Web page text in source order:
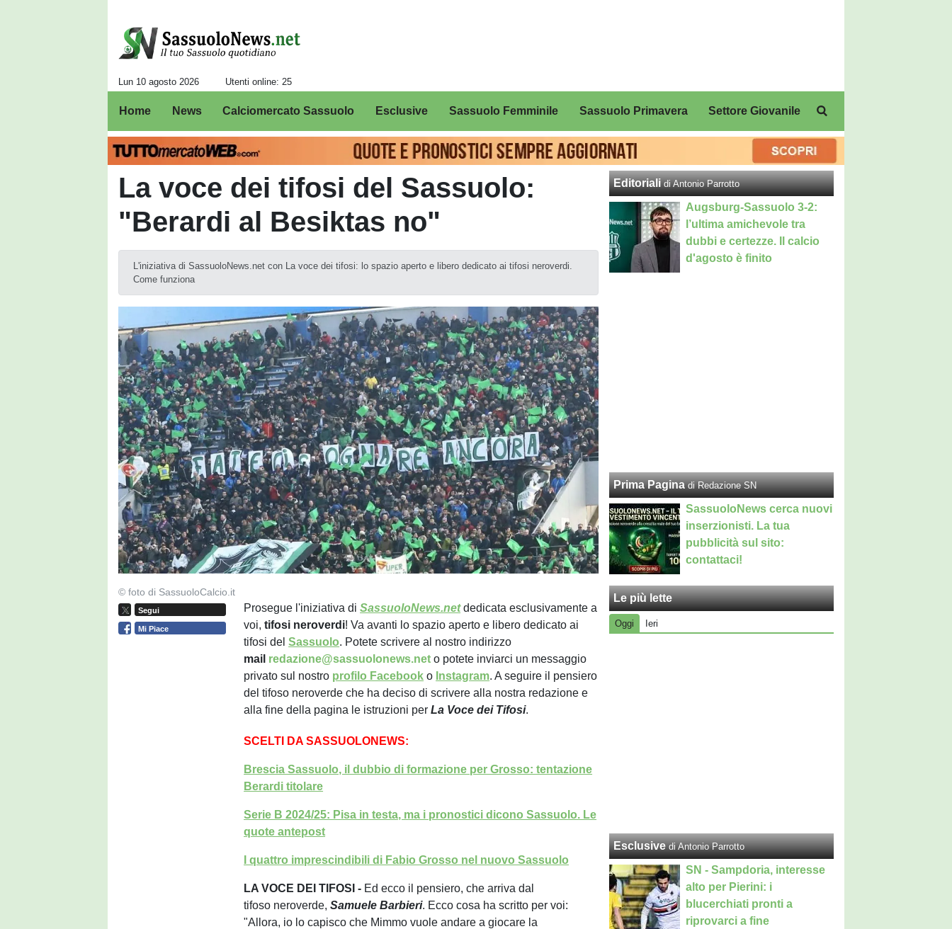
Lun 10 agosto 2026 Utenti online: 25
Home News Calciomercato Sassuolo Esclusive Sassuolo Femminile Sassuolo Primavera Settore Giovanile
La voce dei tifosi del Sassuolo:
"Berardi al Besiktas no"
L'iniziativa di SassuoloNews.net con La voce dei tifosi: lo spazio aperto e libero dedicato ai tifosi neroverdi.
Come funziona
© foto di SassuoloCalcio.it
Segui
Mi Piace
Prosegue l'iniziativa diSassuoloNews.netdedicata esclusivamente a
voi,tifosi neroverdi! Va avanti lo spazio aperto e libero dedicato ai
tifosi delSassuolo. Potete scrivere al nostro indirizzo
mail redazione@sassuolonews.net o potete inviarci un messaggio
privato sul nostro profilo Facebook o Instagram. A seguire il pensiero
del tifoso neroverde che ha deciso di scrivere alla nostra redazione e
alla fine della pagina le istruzioni perLa Voce dei Tifosi.
SCELTI DA SASSUOLONEWS:
Brescia Sassuolo, il dubbio di formazione per Grosso: tentazione
Berardi titolare
Serie B 2024/25: Pisa in testa, ma i pronostici dicono Sassuolo. Le
quote antepost
I quattro imprescindibili di Fabio Grosso nel nuovo Sassuolo
LA VOCE DEI TIFOSI - Ed ecco il pensiero, che arriva dal
tifoso neroverde,Samuele Barbieri. Ecco cosa ha scritto per voi:
"Allora, io lo capisco che Mimmo vuole andare a giocare la
Editoriali di Antonio Parrotto
Augsburg-Sassuolo 3-2:
l’ultima amichevole tra
dubbi e certezze. Il calcio
d'agosto è finito
Prima Pagina di Redazione SN
SassuoloNews cerca nuovi
inserzionisti. La tua
pubblicità sul sito:
contattaci!
Le più lette
Oggi Ieri
Esclusive di Antonio Parrotto
SN - Sampdoria, interesse
alto per Pierini: i
blucerchiati pronti a
riprovarci a fine